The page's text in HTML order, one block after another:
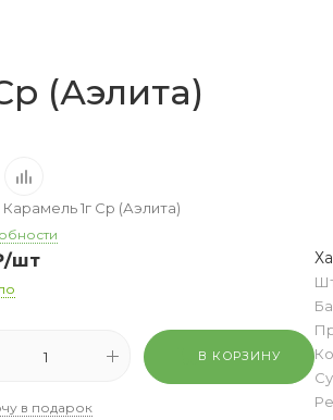
(Аэлита)
1г Ср (Аэлита)
/шт
В КОРЗИНУ
в подарок